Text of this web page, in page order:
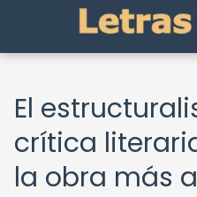
El
crítica
la obra más